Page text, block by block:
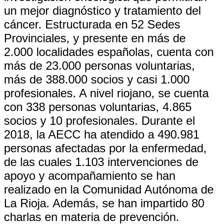
un mejor diagnóstico y tratamiento del
cáncer. Estructurada en 52 Sedes
Provinciales, y presente en más de
2.000 localidades españolas, cuenta con
más de 23.000 personas voluntarias,
más de 388.000 socios y casi 1.000
profesionales. A nivel riojano, se cuenta
con 338 personas voluntarias, 4.865
socios y 10 profesionales. Durante el
2018, la AECC ha atendido a 490.981
personas afectadas por la enfermedad,
de las cuales 1.103 intervenciones de
apoyo y acompañamiento se han
realizado en la Comunidad Autónoma de
La Rioja. Además, se han impartido 80
charlas en materia de prevención.